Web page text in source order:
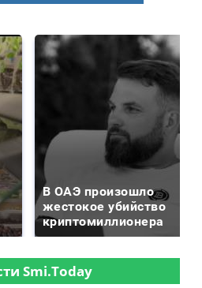
В ОАЭ произошло
жестокое убийство
криптомиллионера